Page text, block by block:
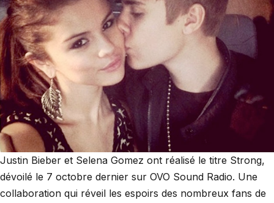
Justin Bieber et Selena Gomez ont réalisé le titre Strong,
dévoilé le 7 octobre dernier sur OVO Sound Radio. Une
collaboration qui réveil les espoirs des nombreux fans de